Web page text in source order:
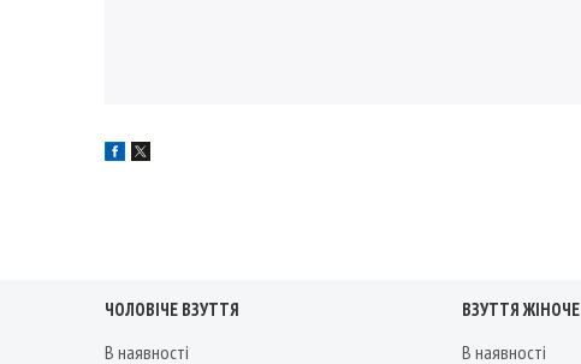
ЧОЛОВІЧЕ ВЗУТТЯ
В наявності
ВЗУТТЯ ЖІНОЧЕ
В наявності